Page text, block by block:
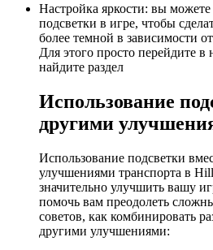
Настройка яркости: вы можете
подсветки в игре, чтобы
более темной в зависимости
Для этого просто перейдите в
найдите раздел
Использование
другими
Использование подсветки
улучшениями транспорта в
значительно улучшить вашу
помочь вам преодолеть
советов, как комбинировать
другими улучшениями: